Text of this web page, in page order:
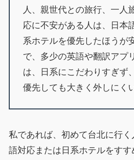
人、親世代との旅行、一人
応に不安がある人は、日本
系ホテルを優先したほうが
で、多少の英語や翻訳アプ
は、日系にこだわりすぎず
優先しても大きく外しにく
私であれば、初めて台北に行
語対応または日系ホテルをすす